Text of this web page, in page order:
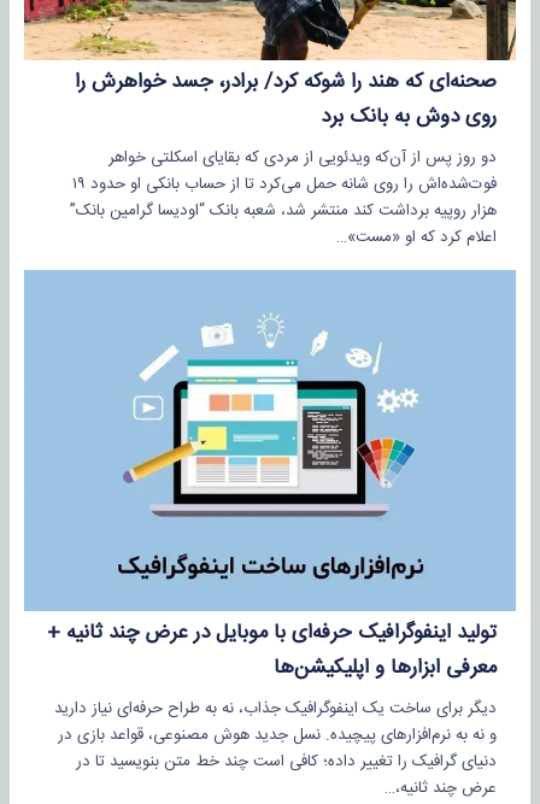
صحنه‌ای که هند را شوکه کرد/ برادر، جسد خواهرش را
روی دوش به بانک برد
دو روز پس از آن‌که ویدئویی از مردی که بقایای اسکلتی خواهر
فوت‌شده‌اش را روی شانه حمل می‌کرد تا از حساب بانکی او حدود ۱۹
هزار روپیه برداشت کند منتشر شد، شعبه بانک “اودیسا گرامین بانک”
اعلام کرد که او «مست»…
تولید اینفوگرافیک حرفه‌ای با موبایل در عرض چند ثانیه +
معرفی ابزارها و اپلیکیشن‌ها
دیگر برای ساخت یک اینفوگرافیک جذاب، نه به طراح حرفه‌ای نیاز دارید
و نه به نرم‌افزارهای پیچیده. نسل جدید هوش مصنوعی، قواعد بازی در
دنیای گرافیک را تغییر داده؛ کافی است چند خط متن بنویسید تا در
عرض چند ثانیه،…